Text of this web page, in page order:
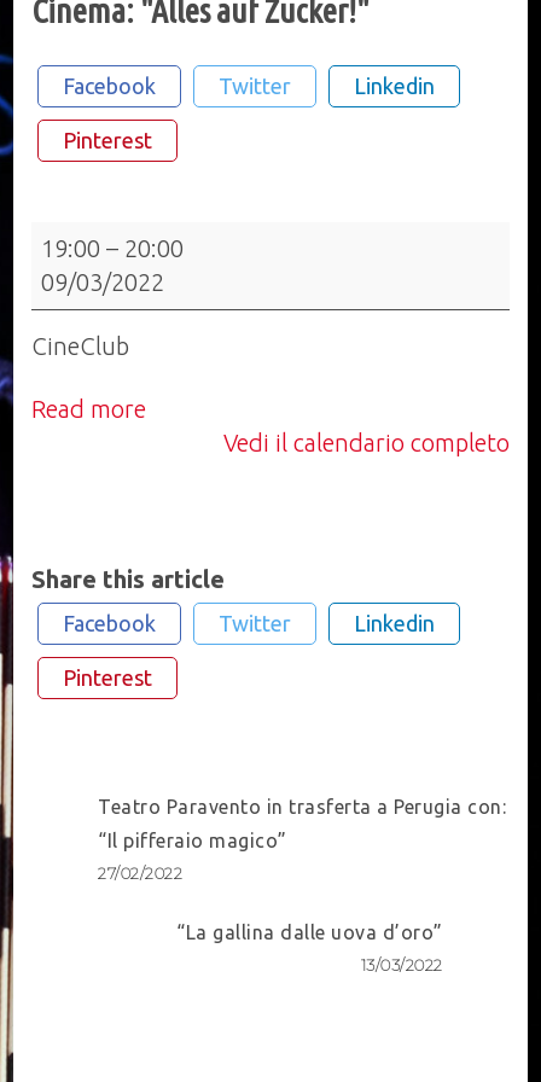
Cinema: "Alles auf Zucker!"
Facebook Twitter Linkedin
Pinterest
Cinema:
"Alles
auf
Zucker!"
19:00 – 20:00
09/03/2022
CineClub
Read more
Vedi il calendario completo
Share this article
Facebook Twitter Linkedin
Pinterest
Post
Navigation
Teatro Paravento in trasferta a Perugia con:
“Il pifferaio magico”
27/02/2022
“La gallina dalle uova d’oro”
13/03/2022